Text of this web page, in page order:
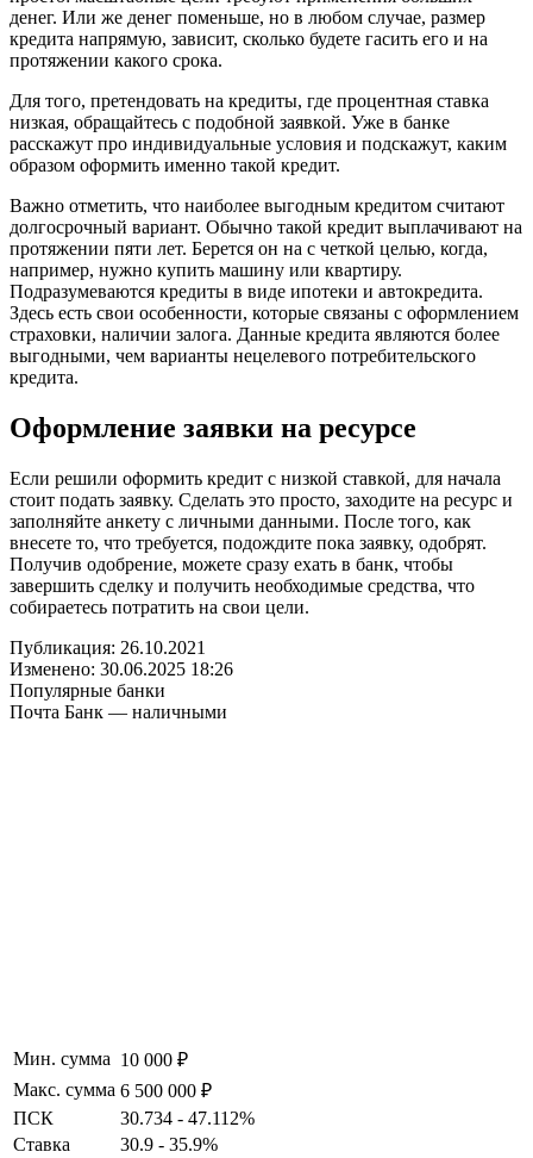
денег. Или же денег поменьше, но в любом случае, размер
кредита напрямую, зависит, сколько будете гасить его и на
протяжении какого срока.
Для того, претендовать на кредиты, где процентная ставка
низкая, обращайтесь с подобной заявкой. Уже в банке
расскажут про индивидуальные условия и подскажут, каким
образом оформить именно такой кредит.
Важно отметить, что наиболее выгодным кредитом считают
долгосрочный вариант. Обычно такой кредит выплачивают на
протяжении пяти лет. Берется он на с четкой целью, когда,
например, нужно купить машину или квартиру.
Подразумеваются кредиты в виде ипотеки и автокредита.
Здесь есть свои особенности, которые связаны с оформлением
страховки, наличии залога. Данные кредита являются более
выгодными, чем варианты нецелевого потребительского
кредита.
Оформление заявки на ресурсе
Если решили оформить кредит с низкой ставкой, для начала
стоит подать заявку. Сделать это просто, заходите на ресурс и
заполняйте анкету с личными данными. После того, как
внесете то, что требуется, подождите пока заявку, одобрят.
Получив одобрение, можете сразу ехать в банк, чтобы
завершить сделку и получить необходимые средства, что
собираетесь потратить на свои цели.
Публикация: 26.10.2021
Изменено: 30.06.2025 18:26
Популярные банки
Почта Банк — наличными
Мин. сумма 10 000 ₽
Макс. сумма 6 500 000 ₽
ПСК
30.734 - 47.112%
Ставка
30.9 - 35.9%